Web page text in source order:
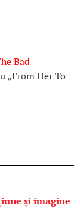
Bad
„From Her To
și imagine